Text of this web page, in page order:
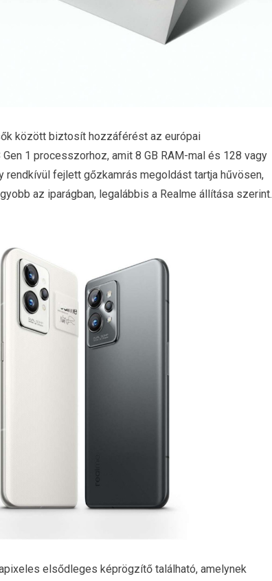
között biztosít hozzáférést az európai
1 processzorhoz, amit 8 GB RAM-mal és 128 vagy
rendkívül fejlett gőzkamrás megoldást tartja hűvösen,
az iparágban, legalábbis a Realme állítása szerint.
elsődleges képrögzítő található, amelynek